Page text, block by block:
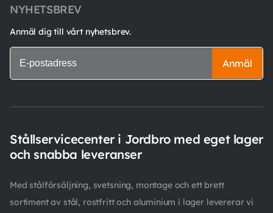
NYHETSBREV
Anmäl dig till vårt nyhetsbrev.
Anmäl
Stållservicecenter i Jordbro med eget lager
och snabba leveranser
Med stålförsäljning, svetsning, montage och ett brett
sortiment av stål, rostfritt och aluminium i lager levererar vi